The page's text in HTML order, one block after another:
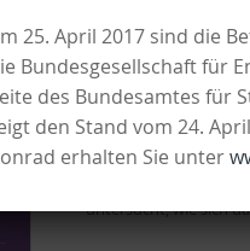
Der Schutz von
Diese
Betriebsabläufe und
gewährleisten und
untersucht, wie sich
25. April 2017 sind die
Bundesgesellschaft für
des Bundesamtes für
den Stand vom 24.
erhalten Sie unter